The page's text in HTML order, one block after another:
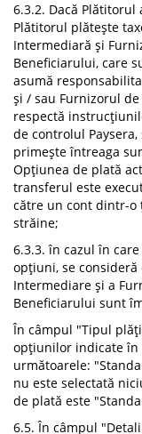
6.3.2. Dacă Plătitorul
Plătitorul plătește
Intermediară și
Beneficiarului, care
asumă
și / sau Furnizorul
respectă
de controlul
primește întreaga
Opțiunea de plată
transferul este
către un cont dintr-o
străine;
6.3.3. în cazul în
opțiuni, se consideră
Intermediare și a
Beneficiarului sunt
În câmpul "Tipul
opțiunilor indicate în
următoarele:
nu este selectată
de plată este
6.5. În câmpul